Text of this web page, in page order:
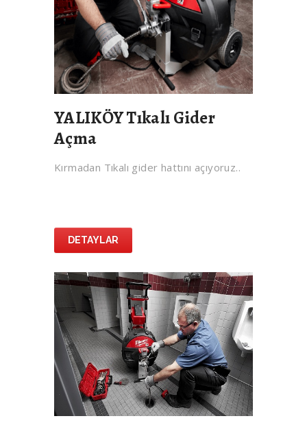
YALIKÖY Tıkalı Gider
Açma
Kırmadan Tıkalı gider hattını açıyoruz..
DETAYLAR